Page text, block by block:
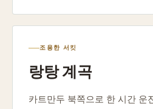
조용한 서킷
랑탕 계곡
카트만두 북쪽으로 한 시간 운